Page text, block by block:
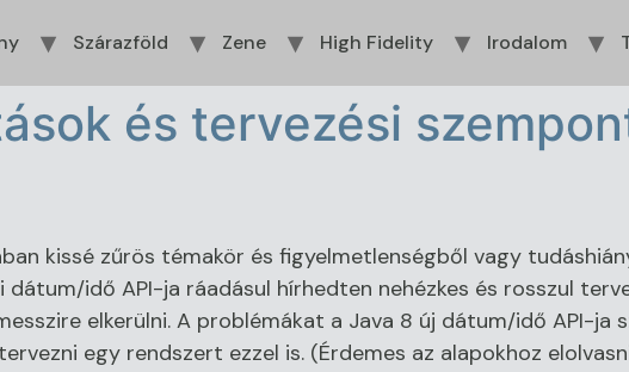
Szárazföld Zene High Fidelity Irodalom
és tervezési
kissé zűrös témakör és figyelmetlenségből vagy
dátum/idő API-ja ráadásul hírhedten nehézkes és rosszul
elkerülni. A problémákat a Java 8 új dátum/idő API-ja
egy rendszert ezzel is. (Érdemes az alapokhoz